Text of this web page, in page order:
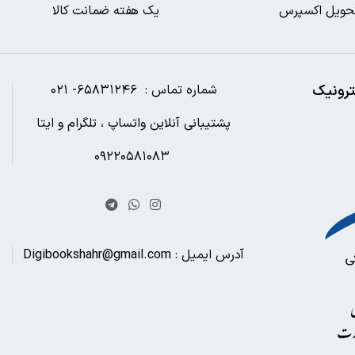
اکسپرس یک هفته ضمانت کالا
شماره تماس : ۶۵۸۳۱۲۴۶- ۰۲۱
پشتیبانی آنلاین واتساپ ، تلگرام و ایتا
آدرس ایمیل : Digibookshahr@gmail.com